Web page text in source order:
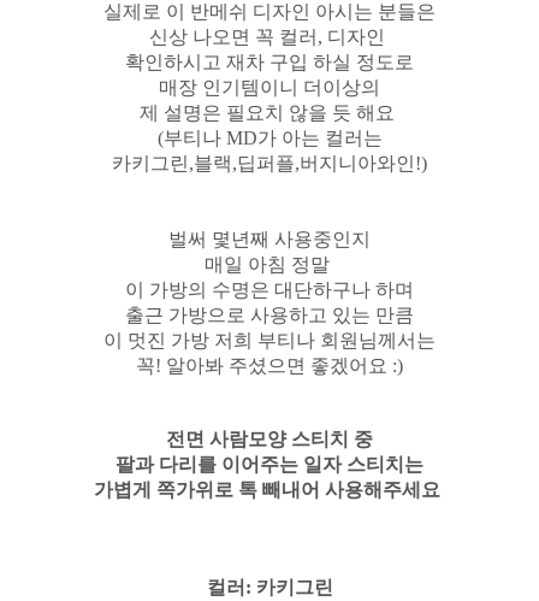
실제로 이 반메쉬 디자인 아시는 분들은
신상 나오면 꼭 컬러, 디자인
확인하시고 재차 구입 하실 정도로
매장 인기템이니 더이상의
제 설명은 필요치 않을 듯 해요
(부티나 MD가 아는 컬러는
카키그린,블랙,딥퍼플,버지니아와인!)
벌써 몇년째 사용중인지
매일 아침 정말
이 가방의 수명은 대단하구나 하며
출근 가방으로 사용하고 있는 만큼
이 멋진 가방 저희 부티나 회원님께서는
꼭! 알아봐 주셨으면 좋겠어요 :)
전면 사람모양 스티치 중
팔과 다리를 이어주는 일자 스티치는
가볍게 쪽가위로 톡 빼내어 사용해주세요
컬러: 카키그린